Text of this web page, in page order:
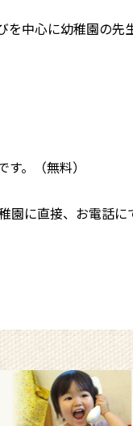
中心に幼稚園の先
。（無料）
に直接、お電話に